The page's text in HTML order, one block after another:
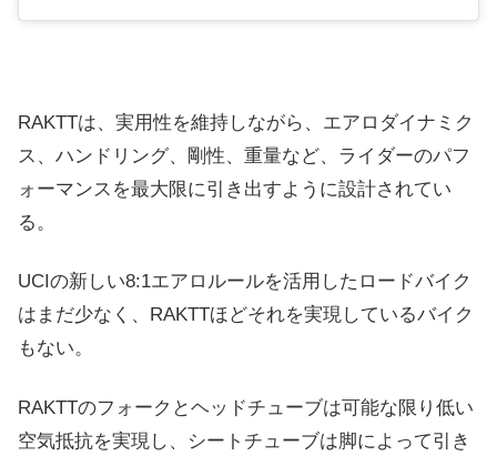
RAKTTは、実用性を維持しながら、エアロダイナミク
ス、ハンドリング、剛性、重量など、ライダーのパフ
ォーマンスを最大限に引き出すように設計されてい
る。
UCIの新しい8:1エアロルールを活用したロードバイク
はまだ少なく、RAKTTほどそれを実現しているバイク
もない。
RAKTTのフォークとヘッドチューブは可能な限り低い
空気抵抗を実現し、シートチューブは脚によって引き